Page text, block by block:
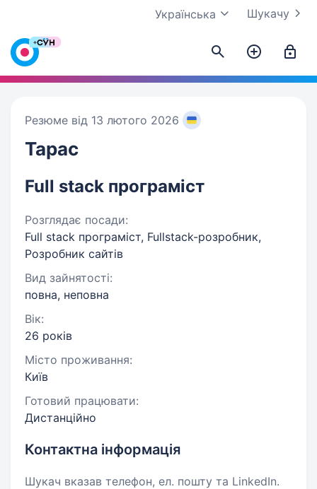
Шукачу
Українська
Резюме від 13 лютого 2026
Тарас
Full stack програміст
Розглядає посади:
Full stack програміст, Fullstack-розробник,
Розробник сайтів
Вид зайнятості:
повна, неповна
Вік:
26 років
Місто проживання:
Київ
Готовий працювати:
Дистанційно
Контактна інформація
Шукач вказав телефон, ел. пошту та LinkedIn.